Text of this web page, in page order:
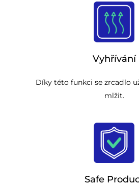
Vyhřívání
Díky této funkci se zrcadlo
mlžit.
Safe